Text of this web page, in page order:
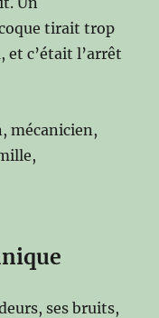
tirait trop
et c’était l’arrêt
mécanicien,
ses bruits,